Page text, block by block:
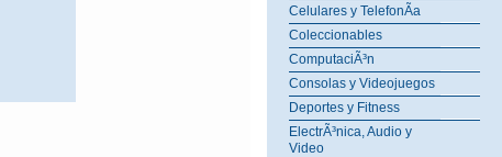
Celulares y TelefonÃ­a
Coleccionables
ComputaciÃ³n
Consolas y Videojuegos
Deportes y Fitness
ElectrÃ³nica, Audio y
Video